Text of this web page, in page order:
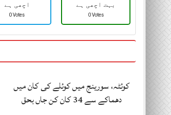
اچھی ہے
0 Votes
بہت اچھی ہے
0 Votes
کوئٹہ، سورینج میں کوئلے کی کان میں
دھماکے سے 34 کان کن جاں بحق